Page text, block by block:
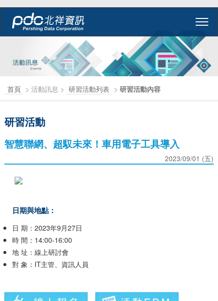
首頁 > 活動訊息 > 研習活動列表 >研習活動內容
研習活動
智慧聯網、超馭未來！車用電子工具導入
2023/09/01 (五)
日期與地點：
日 期：2023年9月27日
時 間：14:00-16:00
地 址：線上研討會
對 象：IT主管、資訊人員